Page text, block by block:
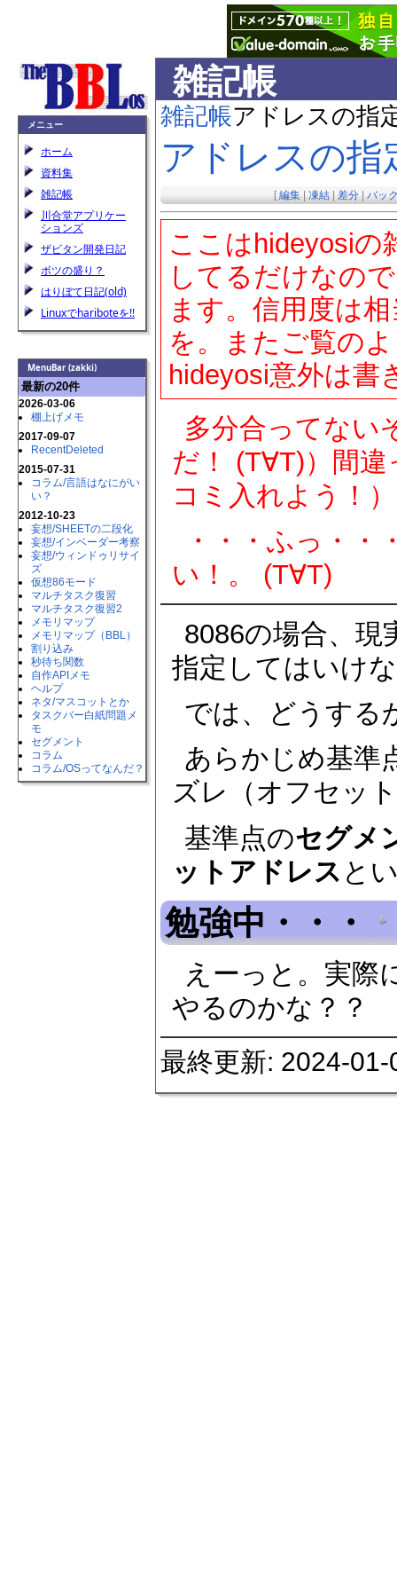
メニュー
ホーム
資料集
雑記帳
川合堂アプリケー
ションズ
ザビタン開発日記
ボツの盛り？
はりぼて日記(old)
Linuxでhariboteを!!
MenuBar (zakki)
最新の20件
2026-03-06
棚上げメモ
2017-09-07
RecentDeleted
2015-07-31
コラム​/言語はなにがい
い？
2012-10-23
妄想​/SHEETの二段化
妄想​/インベーダー考察
妄想​/ウィンドゥリサイ
ズ
仮想86モード
マルチタスク復習
マルチタスク復習2
メモリマップ
メモリマップ（BBL）
割り込み
秒待ち関数
自作APIメモ
ヘルプ
ネタ​/マスコットとか
タスクバー白紙問題メ
モ
セグメント
コラム
コラム​/OSってなんだ？
雑記帳
雑記帳アドレスの指
アドレスの指
[ 編集 凍結 差分 バッ
ここはhideyosiの
してるだけなの
ます。信用度は
を。またご覧の
hideyosi意外は書
多分合ってない
だ！ (T∀T)）間
コミ入れよう！）
・・・ふっ・
い！。 (T∀T)
8086の場合、現
指定してはいけ
では、どうする
あらかじめ基準
ズレ（オフセッ
基準点のセグメ
ットアドレス と
勉強中・・・
えーっと。実際
やるのかな？？
最終更新: 2024-